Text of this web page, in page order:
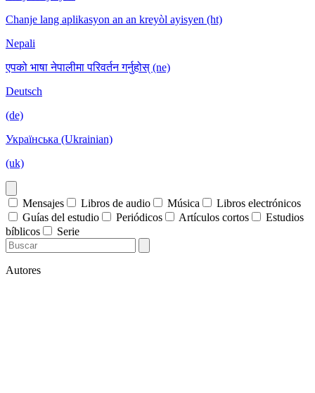
Chanje lang aplikasyon an an kreyòl ayisyen (ht)
Nepali
एपको भाषा नेपालीमा परिवर्तन गर्नुहोस् (ne)
Deutsch
(de)
Українська (Ukrainian)
(uk)
Mensajes Libros de audio Música
Libros electrónicos
Guías del estudio
Periódicos Artículos cortos
Estudios
bíblicos
Serie
Autores